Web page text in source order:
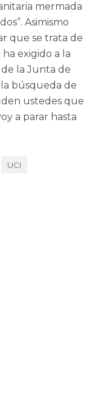
mermada
Asimismo
que se trata de
exigido a la
de la Junta de
búsqueda de
ustedes que
a parar hasta
UCI